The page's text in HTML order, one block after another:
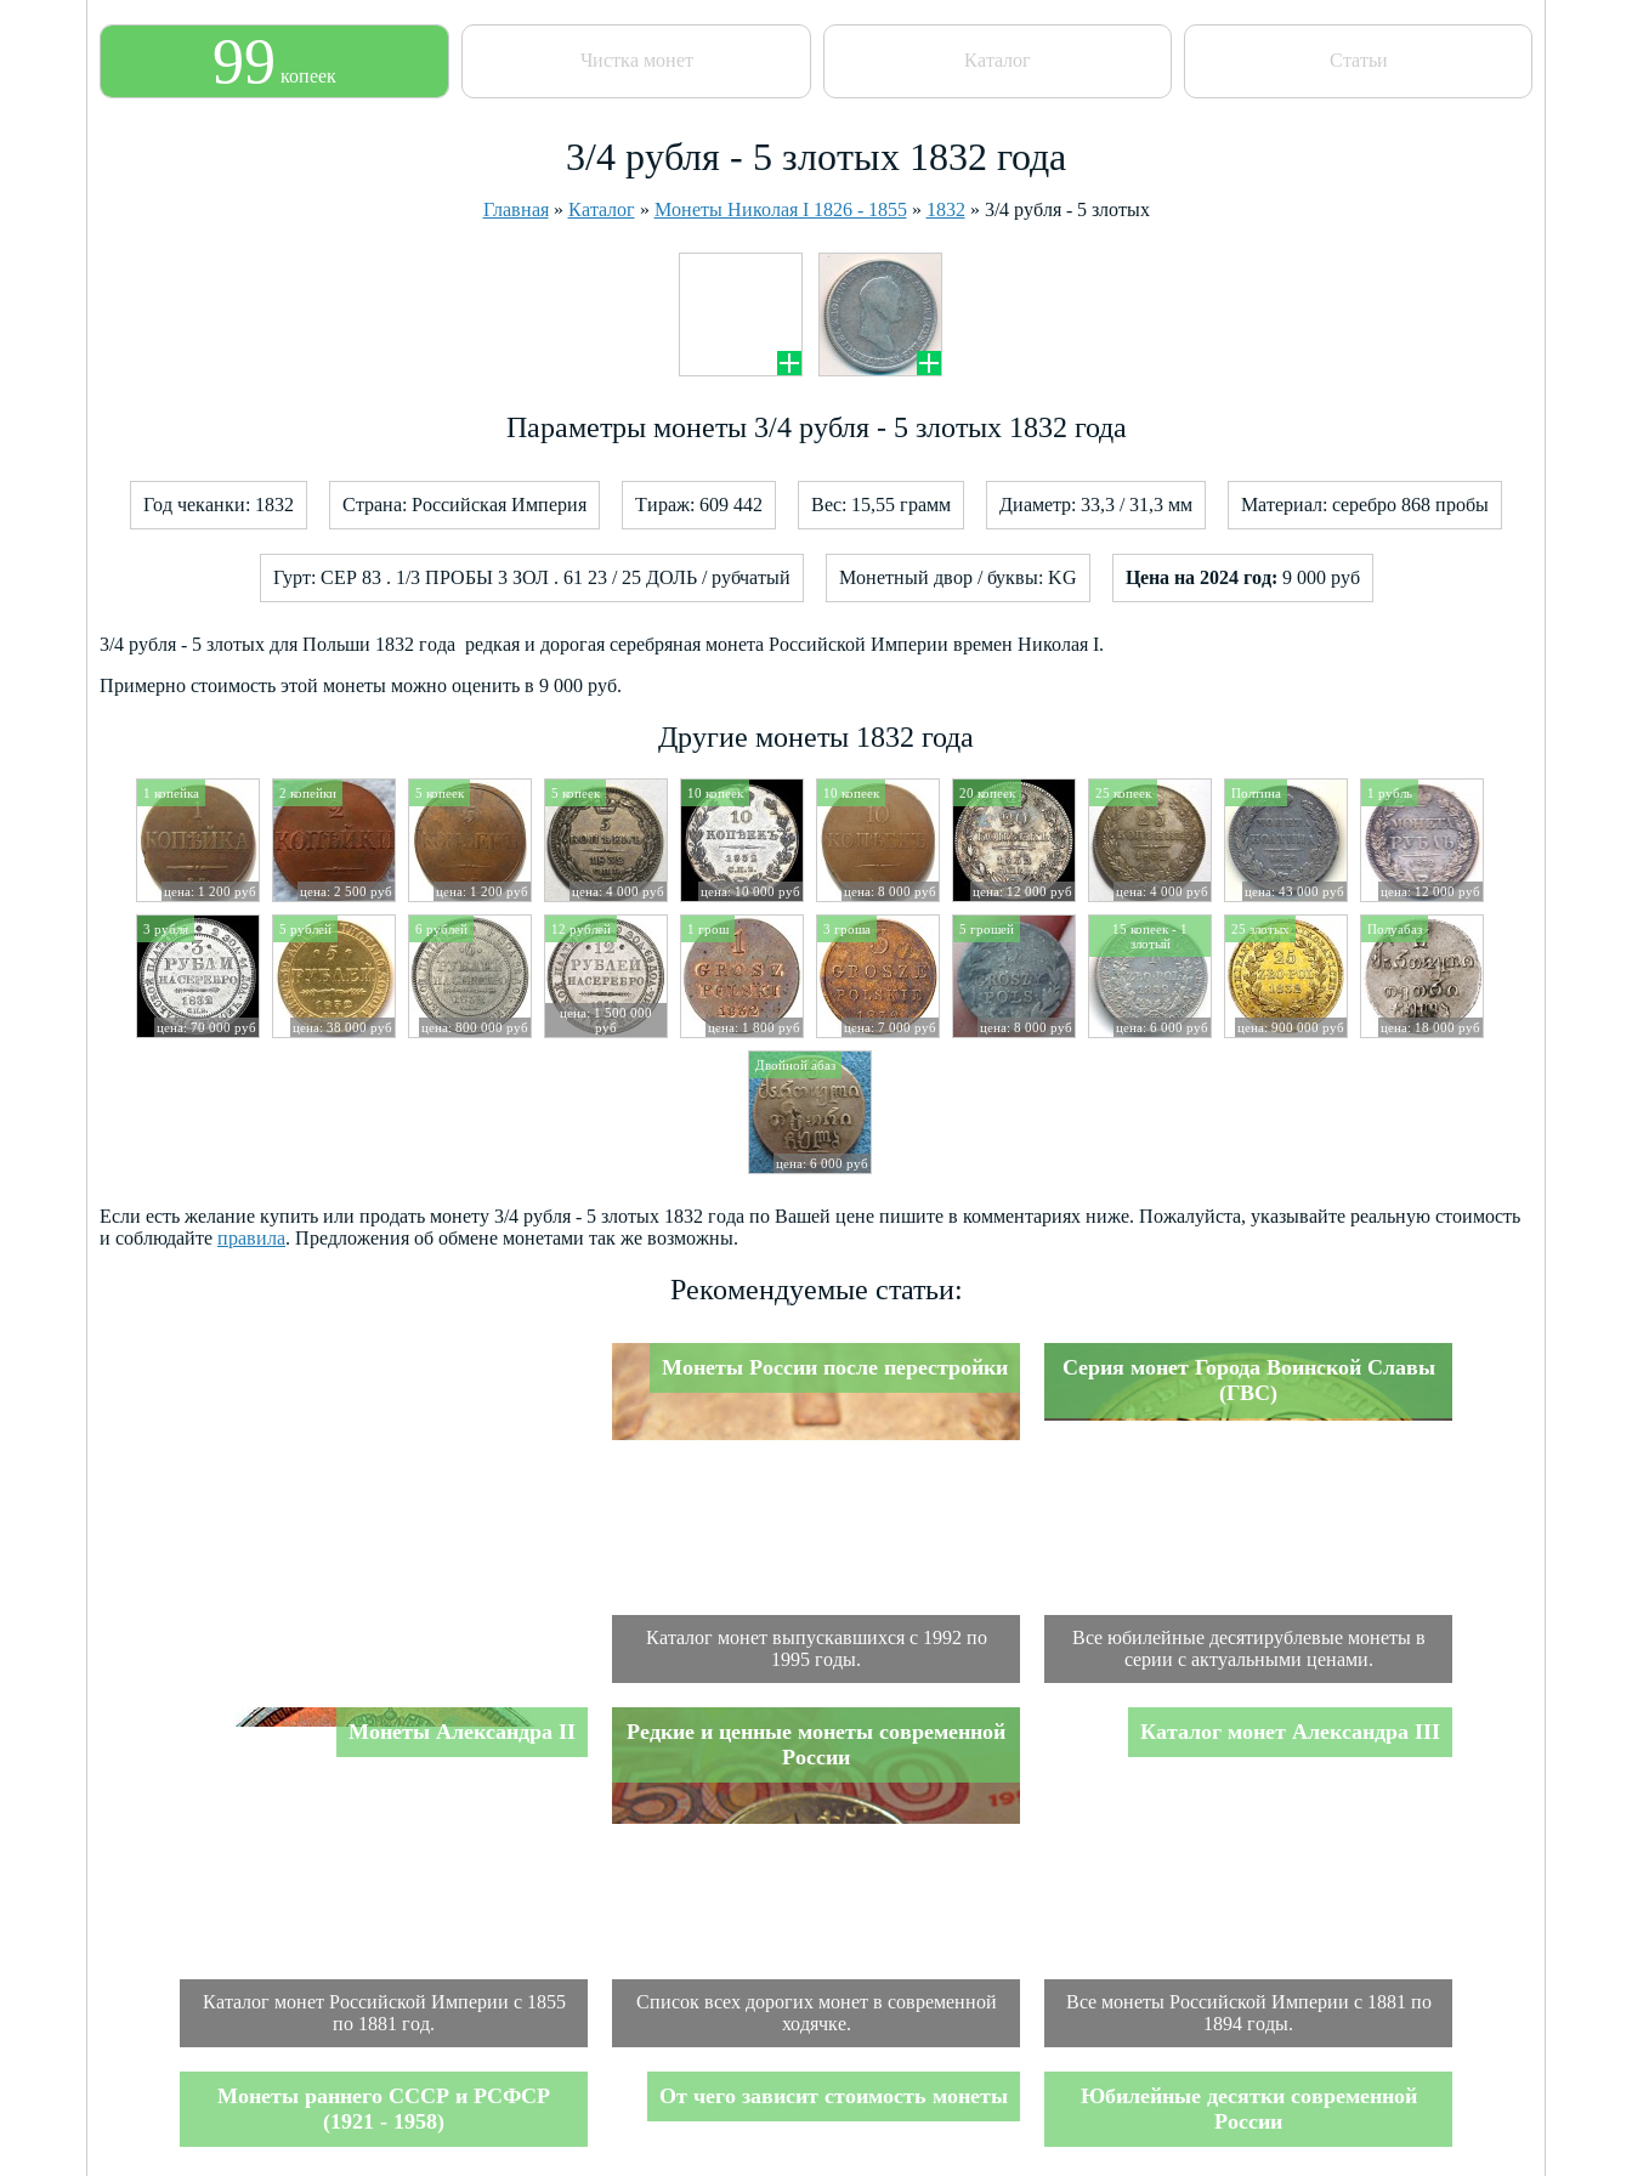
99 копеек
Чистка монет Каталог Статьи
3/4 рубля - 5 злотых 1832 года
Главная» Каталог» Монеты Николая I 1826 - 1855» 1832 » 3/4 рубля - 5 злотых
Параметры монеты 3/4 рубля - 5 злотых 1832 года
Год чеканки: 1832 Страна: Российская Империя Тираж: 609 442 Вес: 15,55 грамм Диаметр: 33,3 / 31,3 мм Материал: серебро 868 пробы
Гурт: СЕР 83 . 1/3 ПРОБЫ 3 ЗОЛ . 61 23 / 25 ДОЛЬ / рубчатый Монетный двор / буквы: KG Цена на 2024 год: 9 000 руб
3/4 рубля - 5 злотых для Польши 1832 года редкая и дорогая серебряная монета Российской Империи времен Николая I.
Примерно стоимость этой монеты можно оценить в 9 000 руб.
Другие монеты 1832 года
1 копейка
цена: 1 200 руб
2 копейки
цена: 2 500 руб
5 копеек
цена: 1 200 руб
5 копеек
цена: 4 000 руб
10 копеек
цена: 10 000 руб
10 копеек
цена: 8 000 руб
20 копеек
цена: 12 000 руб
25 копеек
цена: 4 000 руб
Полтина
цена: 43 000 руб
1 рубль
цена: 12 000 руб
3 рубля
цена: 70 000 руб
5 рублей
цена: 38 000 руб
6 рублей
цена: 800 000 руб
12 рублей
цена: 1 500 000
руб
1 грош
цена: 1 800 руб
3 гроша
цена: 7 000 руб
5 грошей
цена: 8 000 руб
15 копеек - 1
злотый
цена: 6 000 руб
25 злотых
цена: 900 000 руб
Полуабаз
цена: 18 000 руб
Двойной абаз
цена: 6 000 руб
Если есть желание купить или продать монету 3/4 рубля - 5 злотых 1832 года по Вашей цене пишите в комментариях ниже. Пожалуйста, указывайте реальную стоимость
и соблюдайте правила. Предложения об обмене монетами так же возможны.
Рекомендуемые статьи:
Монеты России после перестройки
Каталог монет выпускавшихся с 1992 по
1995 годы.
Серия монет Города Воинской Славы
(ГВС)
Все юбилейные десятирублевые монеты в
серии с актуальными ценами.
Монеты Александра II
Каталог монет Российской Империи с 1855
по 1881 год.
Редкие и ценные монеты современной
России
Список всех дорогих монет в современной
ходячке.
Каталог монет Александра III
Все монеты Российской Империи с 1881 по
1894 годы.
Монеты раннего СССР и РСФСР
(1921 - 1958)
От чего зависит стоимость монеты
Юбилейные десятки современной
России